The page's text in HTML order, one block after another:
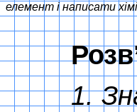
елемент і написати
1.